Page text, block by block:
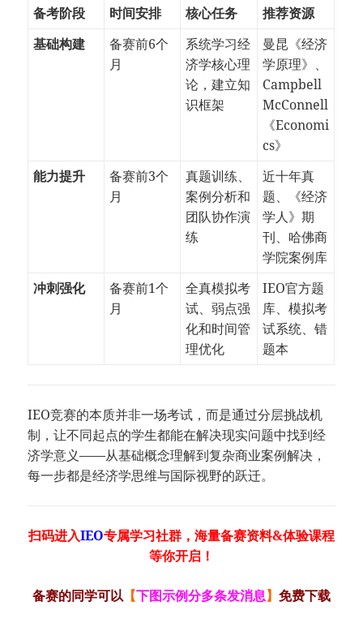
备考阶段 时间安排 核心任务
推荐资源
基础构建
备赛前6个
月
系统学习经
济学核心理
论，建立知
识框架
曼昆《经济
学原理》、
Campbell
McConnell
《Economi
cs》
能力提升
备赛前3个
月
真题训练、
案例分析和
团队协作演
练
近十年真
题、《经济
学人》期
刊、哈佛商
学院案例库
冲刺强化
备赛前1个
月
全真模拟考
试、弱点强
化和时间管
理优化
IEO官方题
库、模拟考
试系统、错
题本
IEO竞赛的本质并非一场考试，而是通过分层挑战机
制，让不同起点的学生都能在解决现实问题中找到经
济学意义——从基础概念理解到复杂商业案例解决，
每一步都是经济学思维与国际视野的跃迁。
扫码进入IEO专属学习社群，海量备赛资料&体验课程
等你开启！
备赛的同学可以 【下图示例分多条发消息】 免费下载